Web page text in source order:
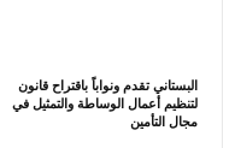
البستاني تقدم ونواباً باقتراح قانون
لتنظيم أعمال الوساطة والتمثيل في
مجال التأمين